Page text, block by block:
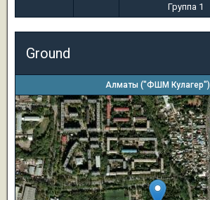
Группа 1
Ground
Алматы ("ФШМ Кулагер")